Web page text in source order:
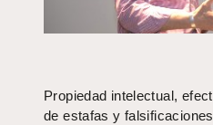
Propiedad intelectual,
de estafas y